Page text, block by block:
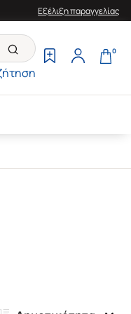
Εξέλιξη παραγγελίας
0